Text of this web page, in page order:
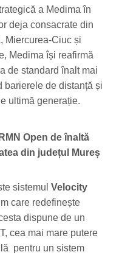
a Medima în
deja consacrate din
Miercurea-Ciuc și
Medima își reafirmă
de standard înalt mai
barierele de distanță și
ultimă generație.
Open de înaltă
din județul Mureș
sistemul Velocity
care redefinește
dispune de un
cea mai mare putere
pentru un sistem